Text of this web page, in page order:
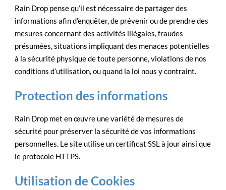
Rain Drop pense qu’il est nécessaire de partager des
informations afin d’enquêter, de prévenir ou de prendre des
mesures concernant des activités illégales, fraudes
présumées, situations impliquant des menaces potentielles
à la sécurité physique de toute personne, violations de nos
conditions d’utilisation, ou quand la loi nous y contraint.
Protection des informations
Rain Drop met en œuvre une variété de mesures de
sécurité pour préserver la sécurité de vos informations
personnelles. Le site utilise un certificat SSL à jour ainsi que
le protocole HTTPS.
Utilisation de Cookies